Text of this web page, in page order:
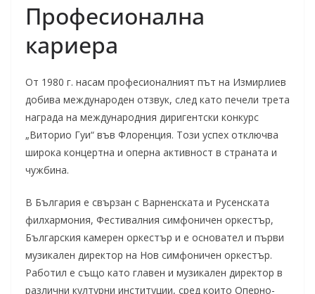
Професионална
кариера
От 1980 г. насам професионалният път на Измирлиев
добива международен отзвук, след като печели трета
награда на международния диригентски конкурс
„Виторио Гуи“ във Флоренция. Този успех отключва
широка концертна и оперна активност в страната и
чужбина.
В България е свързан с Варненската и Русенската
филхармония, Фестивалния симфоничен оркестър,
Българския камерен оркестър и е основател и първи
музикален директор на Нов симфоничен оркестър.
Работил е също като главен и музикален директор в
различни културни институции, сред които Оперно-